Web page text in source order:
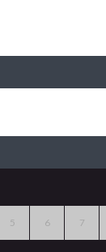
5 6 7